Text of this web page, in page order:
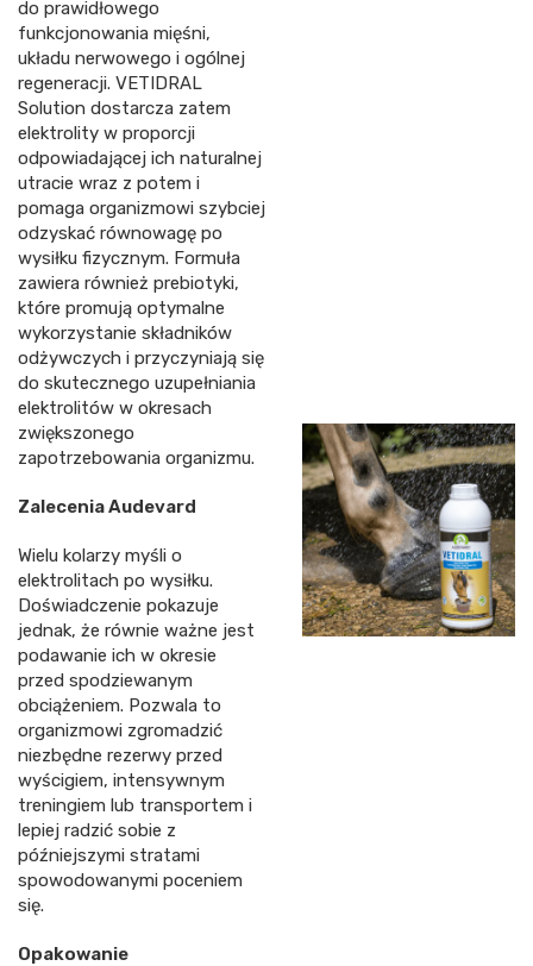
do prawidłowego
funkcjonowania mięśni,
układu nerwowego i ogólnej
regeneracji. VETIDRAL
Solution dostarcza zatem
elektrolity w proporcji
odpowiadającej ich naturalnej
utracie wraz z potem i
pomaga organizmowi szybciej
odzyskać równowagę po
wysiłku fizycznym. Formuła
zawiera również prebiotyki,
które promują optymalne
wykorzystanie składników
odżywczych i przyczyniają się
do skutecznego uzupełniania
elektrolitów w okresach
zwiększonego
zapotrzebowania organizmu.
Zalecenia Audevard
Wielu kolarzy myśli o
elektrolitach po wysiłku.
Doświadczenie pokazuje
jednak, że równie ważne jest
podawanie ich w okresie
przed spodziewanym
obciążeniem. Pozwala to
organizmowi zgromadzić
niezbędne rezerwy przed
wyścigiem, intensywnym
treningiem lub transportem i
lepiej radzić sobie z
późniejszymi stratami
spowodowanymi poceniem
się.
Opakowanie